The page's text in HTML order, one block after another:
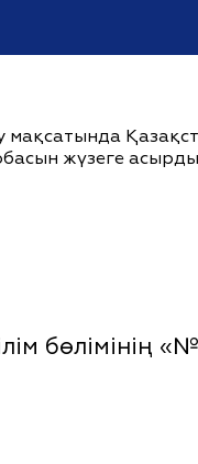
мақсатында
жүзеге
бөлімінің